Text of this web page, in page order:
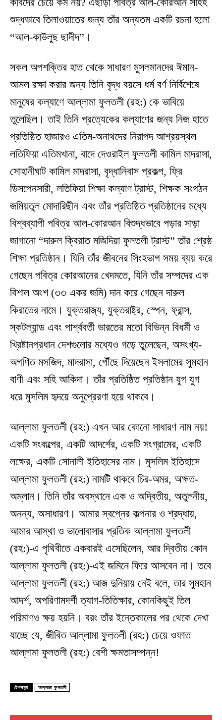
শুদ্ধভাবে তিলাওয়াতের জন্য তাঁর অন্যতম একটি রচনা হলো
“আল-কাউলুছ ছাদীদ”।
সকল অপশক্তির হাত থেকে সাধারণ মুসলমানদের ঈমান-
আমল রক্ষা করার জন্য তিনি বৃদ্ধ বয়সে ধর্ম বর্ণ নির্বিশেষে
মানুষের কল্যাণে আল্লামা ফুলতলী (রহ:) কে ভাবিয়ে
তুলেছিল। তাই তিনি প্রত্যেকের কল্যাণের জন্য নিজ হাতে
প্রতিষ্ঠিত হাজারও এতিম-অনাথদের নিরাপদ আশ্রয়স্থল
লতিফিয়া এতিমখানা, বাদে দেওরাইল ফুলতলী কামিল মাদরাসা,
সোহানীঘাট কামিল মাদরাসা, বৃদ্ধানিবাস প্রকল্প, ফ্রি
ডিসপেনসারী, লতিফিয়া শিক্ষা কল্যাণ ট্রাস্ট, শিক্ষক সংগঠন
জমিয়তুল মোদারিছীন এবং তাঁর প্রতিষ্ঠিত প্রতিষ্ঠানের মধ্যে
বিশ্বব্যাপী পবিত্র আল-কোরআন বিশুদ্ধভাবে পড়ার সাড়া
জাগানো “দারুল ক্বিরাত মজিদিয়া ফুলতলী ট্রাস্ট” তাঁর শ্রেষ্ঠ
শিক্ষা প্রতিষ্ঠান। যিনি তাঁর জীবনের সিংহভাগ সময় ব্যয় করে
গেছেন পবিত্র কোরআনের খেদমতে, যিনি তাঁর সম্পদের এক
বিশাল অংশ (৩৩ একর জমি) দান করে গেছেন দারুল
কিরাতের নামে। যুক্তরাজ্য, যুক্তরাষ্ট্র, স্পেন, ফ্রান্স,
স্কটল্যান্ড এবং পার্শ্ববর্তী ভারতের মতো বিভিন্ন বিধর্মী ও
খ্রিষ্টানপ্রধান দেশগুলোর মধ্যেও গড়ে তুলেছেন, অসংখ্য-
অগণিত মসজিদ, মাদরাসা, পৌঁছে দিয়েছেন ইসলামের সুমহান
বাণী এবং সহি আকিদা। তাঁর প্রতিষ্ঠিত প্রতিষ্ঠান যুগ যুগ
ধরে মুসলিম হৃদয়ে অনুপ্রেরণা হয়ে থাকবে।
আল্লামা ফুলতলী (রহ:) এখন আর কোনো সাধারণ নাম নয়!
একটি সংকল্পের, একটি আদর্শের, একটি সংগ্রামের, একটি
লক্ষের, একটি সোনালী ইতিহাসের নাম। মুসলিম ইতিহাসে
আল্লামা ফুলতলী (রহ:) নামটি থাকবে চির-অমর, অক্ষত-
অম্লান। তিনি তাঁর অবস্থানে এক ও অদ্বিতীয়, অতুলনীয়,
অনন্য, অসাধারণ। আমার স্বপ্নের কল্পনার ও শ্রদ্ধায়,
আমার আস্থা ও ভালোবাসার প্রতিক আল্লামা ফুলতলী
(রহ:)-এ পৃথিবীতে একবারই এসেছিলেন, আর দ্বিতীয় কোন
আল্লামা ফুলতলী (রহ:)-এই জমিনে ফিরে আসবেন না। তবে
আল্লামা ফুলতলী (রহ:) আজ দুনিয়ায় নেই বলে, তার সুমহান
আদর্শ, অপরিণামদর্শী ত্যাগ-তিতিক্ষার, কোনকিছুই তিল
পরিমাণও ক্ষয় হয়নি। বরং তাঁর ইন্তেকালের পর থেকে দেখা
যাচ্ছে যে, জীবিত আল্লামা ফুলতলী (রহ:) চেয়ে ওফাত
আল্লামা ফুলতলী (রহ:) বেশী ক্ষমতাসম্পন্ন!
টেগসমূহ আল্লামা ফুলতলী